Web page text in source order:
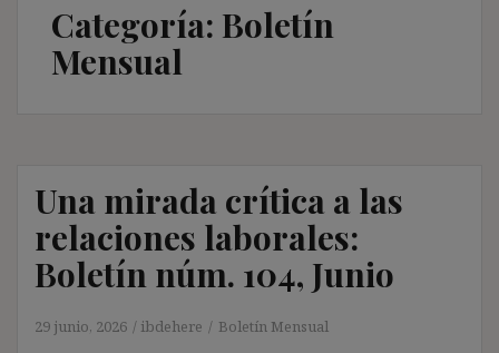
Categoría: Boletín
Mensual
Una mirada crítica a las
relaciones laborales:
Boletín núm. 104, Junio
29 junio, 2026 ibdehere Boletín Mensual